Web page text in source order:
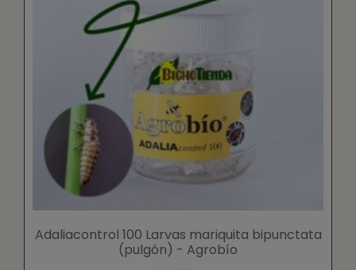
Adaliacontrol 100 Larvas mariquita bipunctata
(pulgón) - Agrobío